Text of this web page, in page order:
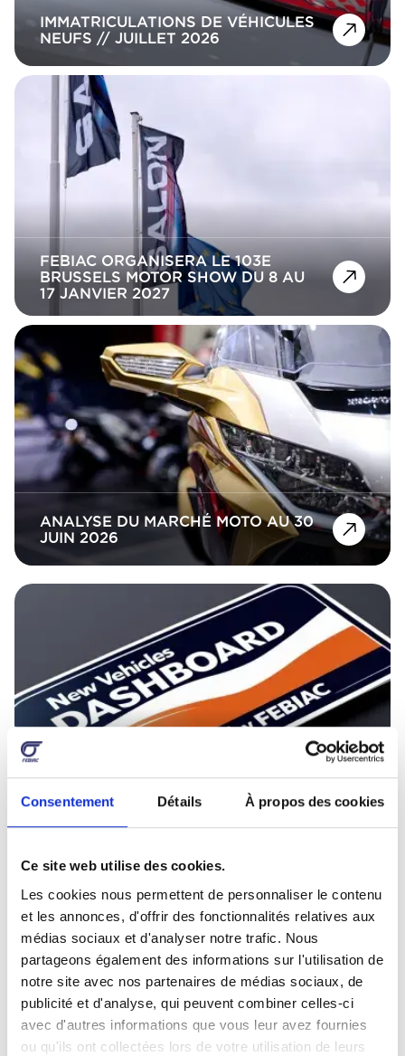
Consentement Détails À propos des cookies
Ce site web utilise des cookies.
Les cookies nous permettent de personnaliser le contenu
et les annonces, d'offrir des fonctionnalités relatives aux
médias sociaux et d'analyser notre trafic. Nous
partageons également des informations sur l'utilisation de
notre site avec nos partenaires de médias sociaux, de
publicité et d'analyse, qui peuvent combiner celles-ci
avec d'autres informations que vous leur avez fournies
ou qu'ils ont collectées lors de votre utilisation de leurs
IMMATRICULATIONS DE VÉHICULES
NEUFS // JUILLET 2026
FEBIAC ORGANISERA LE 103E
BRUSSELS MOTOR SHOW DU 8 AU
17 JANVIER 2027
ANALYSE DU MARCHÉ MOTO AU 30
JUIN 2026
NEUFS
DERNIÈRES NOUVELLES ET
COMMUNIQUÉS DE PRESSE
01/07/2026